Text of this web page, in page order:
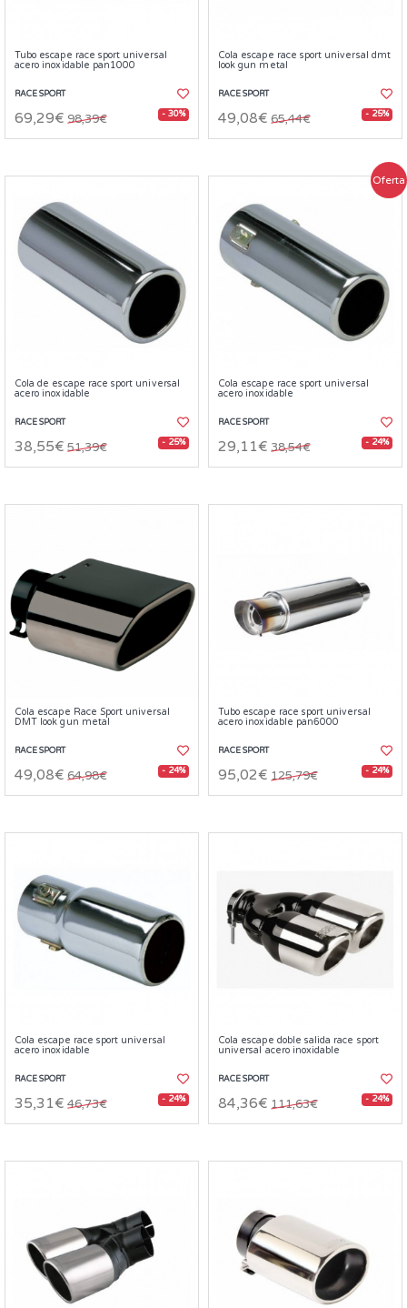
Tubo escape race sport universal
acero inoxidable pan1000
RACE SPORT
69,29€ 98,39€ - 30%
Cola escape race sport universal dmt
look gun metal
RACE SPORT
49,08€ 65,44€ - 25%
Cola de escape race sport universal
acero inoxidable
RACE SPORT
38,55€ 51,39€ - 25%
Oferta
Cola escape race sport universal
acero inoxidable
RACE SPORT
29,11€ 38,54€ - 24%
Cola escape Race Sport universal
DMT look gun metal
RACE SPORT
49,08€ 64,98€ - 24%
Tubo escape race sport universal
acero inoxidable pan6000
RACE SPORT
95,02€ 125,79€ - 24%
Cola escape race sport universal
acero inoxidable
RACE SPORT
35,31€ 46,73€ - 24%
Cola escape doble salida race sport
universal acero inoxidable
RACE SPORT
84,36€ 111,63€ - 24%